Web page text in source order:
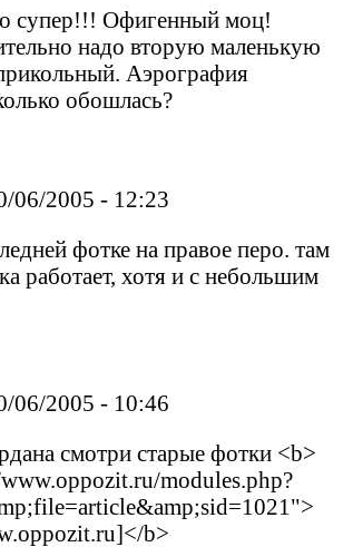
супер!!! Офигенный моц!
надо вторую маленькую
Аэрография
обошлась?
06/2005 - 12:23
фотке на правое перо. там
работает, хотя и с небольшим
06/2005 - 10:46
смотри старые фотки <b>
modules.php?
b>